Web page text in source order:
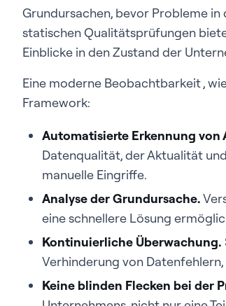
Grundursachen, bevor Probleme
statischen Qualitätsprüfungen
Einblicke in den Zustand der
Eine moderne Beobachtbarkeit ,
Framework:
Automatisierte Erkennung von
Datenqualität, der Aktualität
manuelle Eingriffe.
Analyse der Grundursache.
eine schnellere Lösung
Kontinuierliche Überwachung.
Verhinderung von
Keine blinden Flecken bei der